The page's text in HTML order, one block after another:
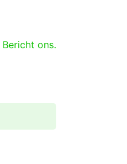
Bericht ons.